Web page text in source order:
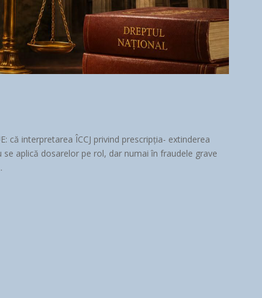
că interpretarea ÎCCJ privind prescripția- extinderea
aplică dosarelor pe rol, dar numai în fraudele grave